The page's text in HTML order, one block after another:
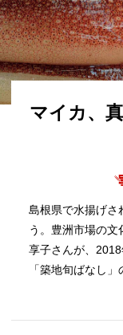
マイカ、
島根県で水揚げさ
う。豊洲市場の
享子さんが、
「築地旬ばなし」